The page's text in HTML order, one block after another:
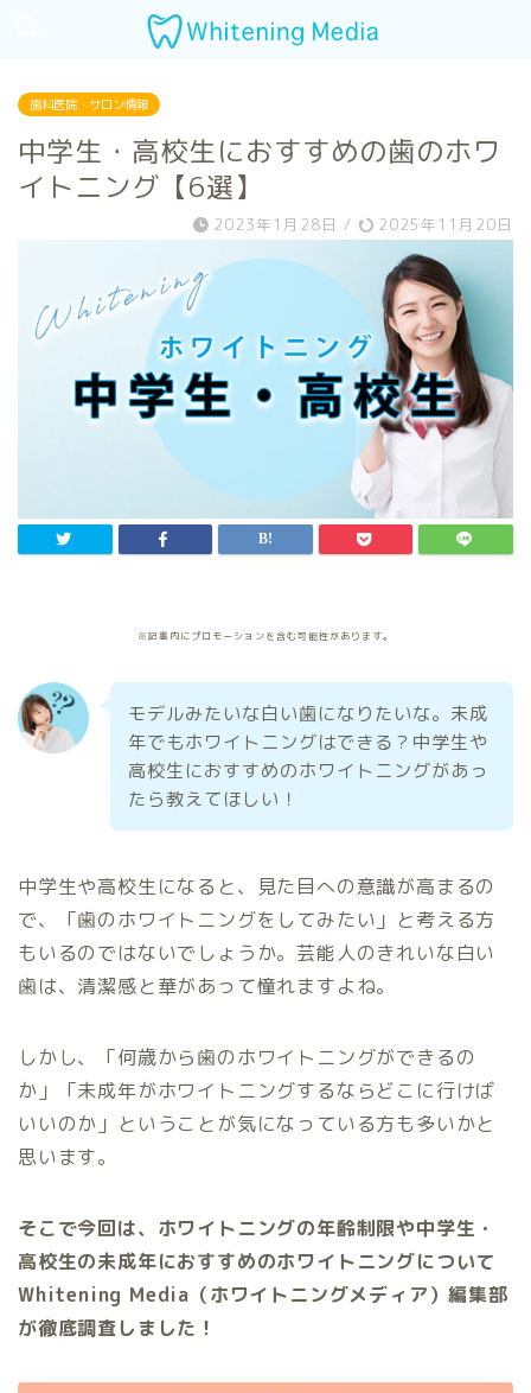
歯科医院・サロン情報
中学生・高校生におすすめの歯のホワ
イトニング【6選】
2023年1月28日 / 2025年11月20日
※記事内にプロモーションを含む可能性があります。
モデルみたいな白い歯になりたいな。未成
年でもホワイトニングはできる？中学生や
高校生におすすめのホワイトニングがあっ
たら教えてほしい！
中学生や高校生になると、見た目への意識が高まるの
で、「歯のホワイトニングをしてみたい」と考える方
もいるのではないでしょうか。芸能人のきれいな白い
歯は、清潔感と華があって憧れますよね。
しかし、「何歳から歯のホワイトニングができるの
か」「未成年がホワイトニングするならどこに行けば
いいのか」ということが気になっている方も多いかと
思います。
そこで今回は、ホワイトニングの年齢制限や中学生・
高校生の未成年におすすめのホワイトニングについて
Whitening Media（ホワイトニングメディア）編集部
が徹底調査しました！